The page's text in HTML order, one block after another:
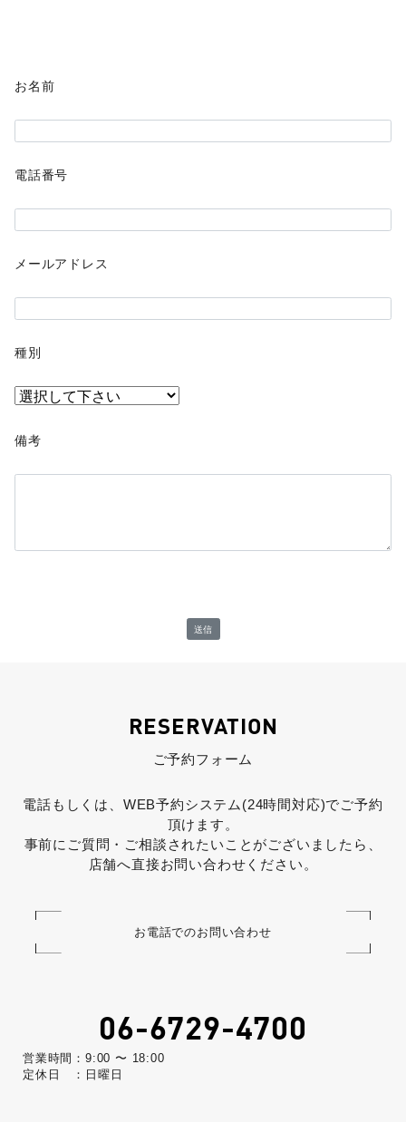
お名前
電話番号
メールアドレス
種別
備考
RESERVATION
ご予約フォーム
電話もしくは、WEB予約システム(24時間対応)でご予約
頂けます。
事前にご質問・ご相談されたいことがございましたら、
店舗へ直接お問い合わせください。
お電話でのお問い合わせ
06-6729-4700
営業時間：9:00 〜 18:00
定休日 ：日曜日